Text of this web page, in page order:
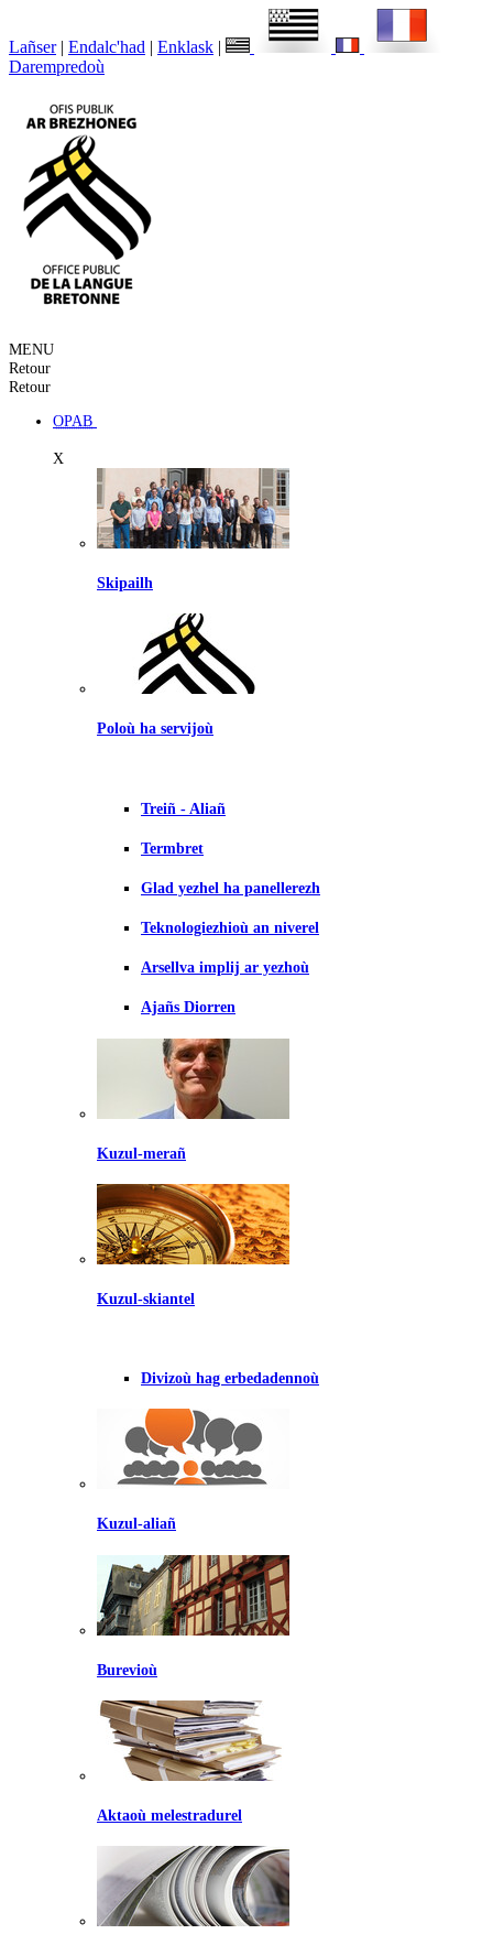
Lañser | Endalc'had | Enklask |
Darempredoù
MENU
Retour
Retour
OPAB
X
Skipailh
Poloù ha servijoù
Treiñ - Aliañ
Termbret
Glad yezhel ha panellerezh
Teknologiezhioù an niverel
Arsellva implij ar yezhoù
Ajañs Diorren
Kuzul-merañ
Kuzul-skiantel
Divizoù hag erbedadennoù
Kuzul-aliañ
Burevioù
Aktaoù melestradurel